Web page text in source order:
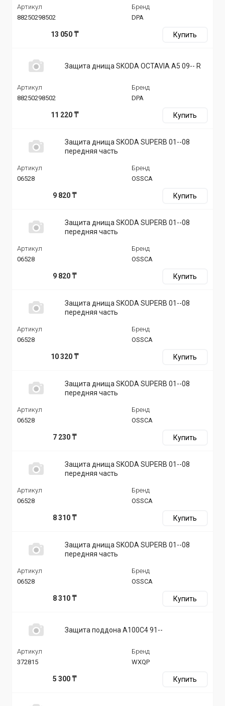
Артикул
88250298502
Бренд
DPA
13 050 ₸ Купить
Защита днища SKODA OCTAVIA A5 09-- R
Артикул
88250298502
Бренд
DPA
11 220 ₸ Купить
Защита днища SKODA SUPERB 01--08
передняя часть
Артикул
06528
Бренд
OSSCA
9 820 ₸ Купить
Защита днища SKODA SUPERB 01--08
передняя часть
Артикул
06528
Бренд
OSSCA
9 820 ₸ Купить
Защита днища SKODA SUPERB 01--08
передняя часть
Артикул
06528
Бренд
OSSCA
10 320 ₸ Купить
Защита днища SKODA SUPERB 01--08
передняя часть
Артикул
06528
Бренд
OSSCA
7 230 ₸ Купить
Защита днища SKODA SUPERB 01--08
передняя часть
Артикул
06528
Бренд
OSSCA
8 310 ₸ Купить
Защита днища SKODA SUPERB 01--08
передняя часть
Артикул
06528
Бренд
OSSCA
8 310 ₸ Купить
Защита поддона A100C4 91--
Артикул
372815
Бренд
WXQP
5 300 ₸ Купить